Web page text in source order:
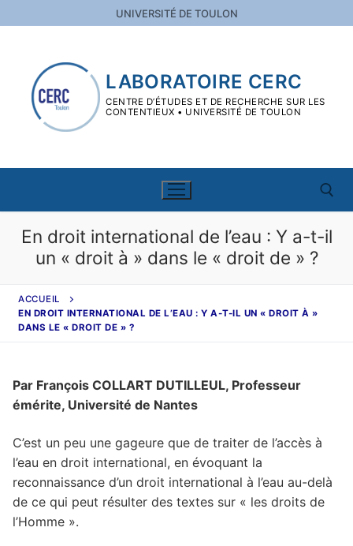
au
UNIVERSITÉ DE TOULON
LABORATOIRE CERC
CENTRE D’ÉTUDES ET DE RECHERCHE SUR LES
CONTENTIEUX • UNIVERSITÉ DE TOULON
:
Axes de recherche
Membres du CERC
Les membres titulaires
Les doctorants
Les membres associés
Masters associés
Contact
Actualités
Observatoire des contentieux
Présentation de l’observatoire
L’observatoire en quelques mots
Les statuts de l’observatoire
Membres de l’observatoire
La direction de l’observatoire
Ateliers de l’observatoire
Publications
HAL
Ouvrages
Vidéos
Conférences
Bibliothèque numérique
En droit international de l’eau : Y a-t-il
un « droit à » dans le « droit de » ?
ACCUEIL
EN DROIT INTERNATIONAL DE L’EAU : Y A-T-IL UN « DROIT À »
DANS LE « DROIT DE » ?
Par François COLLART DUTILLEUL, Professeur
émérite, Université de Nantes
C’est un peu une gageure que de traiter de l’accès à
l’eau en droit international, en évoquant la
reconnaissance d’un droit international à l’eau au-delà
de ce qui peut résulter des textes sur « les droits de
l’Homme ».